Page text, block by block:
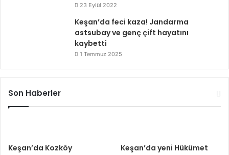
23 Eylül 2022
Keşan’da feci kaza! Jandarma
astsubay ve genç çift hayatını
kaybetti
1 Temmuz 2025
Son Haberler
Keşan’da Kozköy
Keşan’da yeni Hükümet